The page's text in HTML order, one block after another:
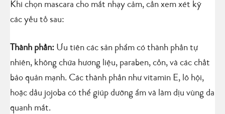
Khi chọn mascara cho mắt nhạy cảm, cần xem xét kỹ
các yếu tố sau:
Thành phần: Ưu tiên các sản phẩm có thành phần tự
nhiên, không chứa hương liệu, paraben, cồn, và các chất
bảo quản mạnh. Các thành phần như vitamin E, lô hội,
hoặc dầu jojoba có thể giúp dưỡng ẩm và làm dịu vùng da
quanh mắt.